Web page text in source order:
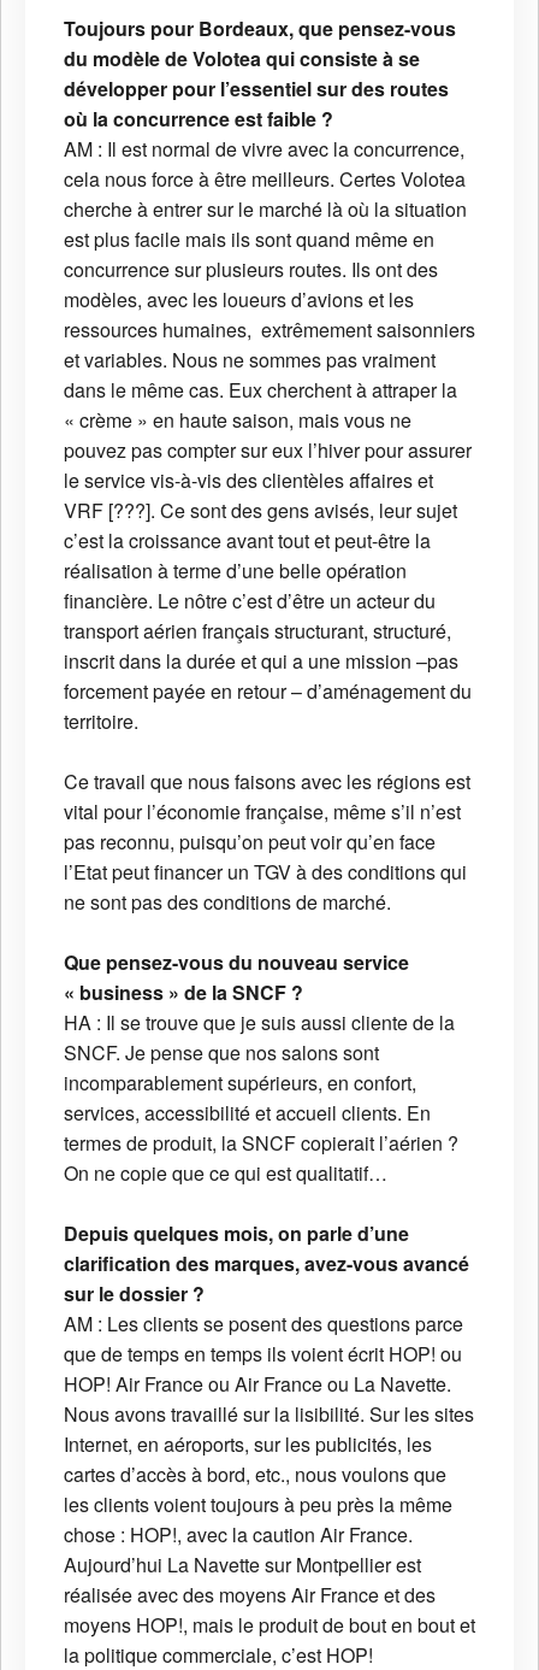
Toujours pour Bordeaux, que pensez-vous
du modèle de Volotea qui consiste à se
développer pour l’essentiel sur des routes
où la concurrence est faible ?
AM : Il est normal de vivre avec la concurrence,
cela nous force à être meilleurs. Certes Volotea
cherche à entrer sur le marché là où la situation
est plus facile mais ils sont quand même en
concurrence sur plusieurs routes. Ils ont des
modèles, avec les loueurs d’avions et les
ressources humaines, extrêmement saisonniers
et variables. Nous ne sommes pas vraiment
dans le même cas. Eux cherchent à attraper la
« crème » en haute saison, mais vous ne
pouvez pas compter sur eux l’hiver pour assurer
le service vis-à-vis des clientèles affaires et
VRF [???]. Ce sont des gens avisés, leur sujet
c’est la croissance avant tout et peut-être la
réalisation à terme d’une belle opération
financière. Le nôtre c’est d’être un acteur du
transport aérien français structurant, structuré,
inscrit dans la durée et qui a une mission –pas
forcement payée en retour – d’aménagement du
territoire.
Ce travail que nous faisons avec les régions est
vital pour l’économie française, même s’il n’est
pas reconnu, puisqu’on peut voir qu’en face
l’Etat peut financer un TGV à des conditions qui
ne sont pas des conditions de marché.
Que pensez-vous du nouveau service
« business » de la SNCF ?
HA : Il se trouve que je suis aussi cliente de la
SNCF. Je pense que nos salons sont
incomparablement supérieurs, en confort,
services, accessibilité et accueil clients. En
termes de produit, la SNCF copierait l’aérien ?
On ne copie que ce qui est qualitatif…
Depuis quelques mois, on parle d’une
clarification des marques, avez-vous avancé
sur le dossier ?
AM : Les clients se posent des questions parce
que de temps en temps ils voient écrit HOP! ou
HOP! Air France ou Air France ou La Navette.
Nous avons travaillé sur la lisibilité. Sur les sites
Internet, en aéroports, sur les publicités, les
cartes d’accès à bord, etc., nous voulons que
les clients voient toujours à peu près la même
chose : HOP!, avec la caution Air France.
Aujourd’hui La Navette sur Montpellier est
réalisée avec des moyens Air France et des
moyens HOP!, mais le produit de bout en bout et
la politique commerciale, c’est HOP!